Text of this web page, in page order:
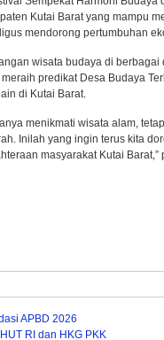
Kutai Barat yang mampu
mendorong pertumbuhan
wisata budaya di
predikat Desa Budaya
di Kutai Barat.
menikmati wisata alam,
Inilah yang ingin terus kita
masyarakat Kutai Barat,”
APBD 2026
RI dan HKG PKK